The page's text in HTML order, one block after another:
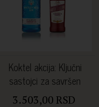
Koktel akcija: Ključni
sastojci za savršen
Negroni
3.503,00 RSD